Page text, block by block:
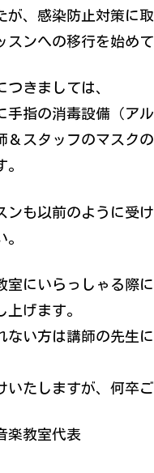
が、感染防止対策に
スンへの移行を始め
きましては、
手指の消毒設備（ア
＆スタッフのマスク
ンも以前のように受
室にいらっしゃる際
上げます。
ない方は講師の先生
いたしますが、何卒
楽教室代表